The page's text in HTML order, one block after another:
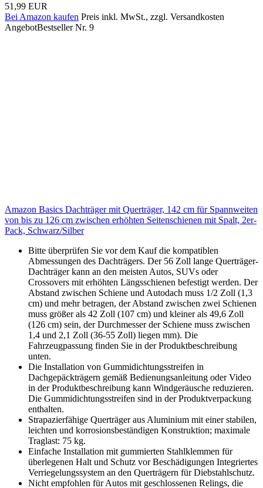
51,99 EUR
Bei Amazon kaufen Preis inkl. MwSt., zzgl. Versandkosten
AngebotBestseller Nr. 9
Amazon Basics Dachträger mit Querträger, 142 cm für Spannweiten
von bis zu 126 cm zwischen erhöhten Seitenschienen mit Spalt, 2er-
Pack, Schwarz/Silber
Bitte überprüfen Sie vor dem Kauf die kompatiblen
Abmessungen des Dachträgers. Der 56 Zoll lange Querträger-
Dachträger kann an den meisten Autos, SUVs oder
Crossovers mit erhöhten Längsschienen befestigt werden. Der
Abstand zwischen Schiene und Autodach muss 1/2 Zoll (1,3
cm) und mehr betragen, der Abstand zwischen zwei Schienen
muss größer als 42 Zoll (107 cm) und kleiner als 49,6 Zoll
(126 cm) sein, der Durchmesser der Schiene muss zwischen
1,4 und 2,1 Zoll (36-55 Zoll) liegen mm). Die
Fahrzeugpassung finden Sie in der Produktbeschreibung
unten.
Die Installation von Gummidichtungsstreifen in
Dachgepäckträgern gemäß Bedienungsanleitung oder Video
in der Produktbeschreibung kann Windgeräusche reduzieren.
Die Gummidichtungsstreifen sind in der Produktverpackung
enthalten.
Strapazierfähige Querträger aus Aluminium mit einer stabilen,
leichten und korrosionsbeständigen Konstruktion; maximale
Traglast: 75 kg.
Einfache Installation mit gummierten Stahlklemmen für
überlegenen Halt und Schutz vor Beschädigungen Integriertes
Verriegelungssystem an den Querträgern für Diebstahlschutz.
Nicht empfohlen für Autos mit geschlossenen Relings, die